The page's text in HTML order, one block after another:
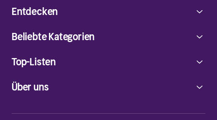
Über uns
Entdecken
Beliebte Kategorien
Top-Listen